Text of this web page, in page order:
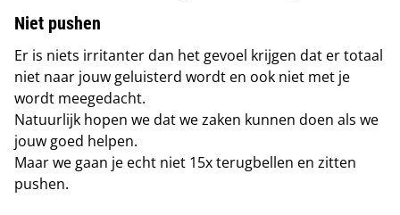
Niet pushen
Er is niets irritanter dan het gevoel krijgen dat er totaal
niet naar jouw geluisterd wordt en ook niet met je
wordt meegedacht.
Natuurlijk hopen we dat we zaken kunnen doen als we
jouw goed helpen.
Maar we gaan je echt niet 15x terugbellen en zitten
pushen.